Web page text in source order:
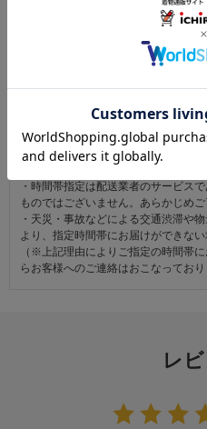
注意
返品にかかる送料は無料です。
・商品到着後31日以上経過した商品
・ご使用になられた商品
・お客様の元で、傷または破損が生じ
・時間帯指定は配送業者のサービス
ものではございません。あらかじめご
・天災・事故などによる交通渋滞や
より、指定時間帯にお届けができない
（※上記理由によりご指定の時間帯
らお客様へのご連絡はおこなっており
レ